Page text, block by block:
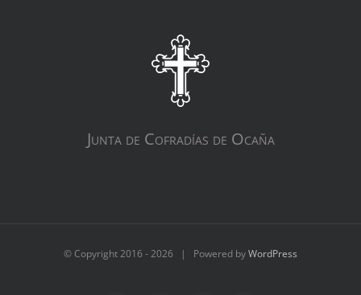
Junta de Cofradías de Ocaña
© Copyright 2016 -2026 | Powered byWordPress